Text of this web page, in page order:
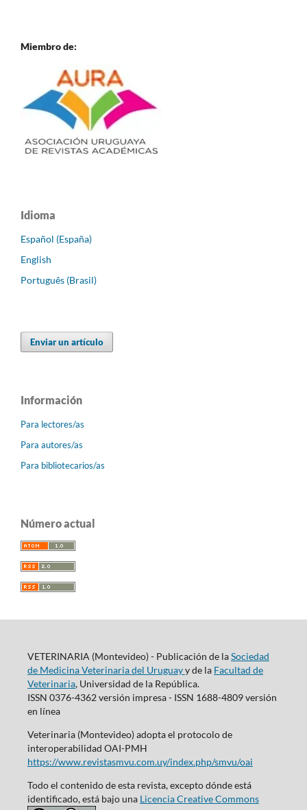
Miembro de:
Idioma
Español (España)
English
Português (Brasil)
Enviar un artículo
Información
Para lectores/as
Para autores/as
Para bibliotecarios/as
Número actual
VETERINARIA (Montevideo) - Publicación de laSociedad
de Medicina Veterinaria del Uruguayy de la Facultad de
Veterinaria, Universidad de la República.
ISSN 0376-4362 versión impresa - ISSN 1688-4809 versión
en línea
Veterinaria (Montevideo) adopta el protocolo de
interoperabilidad OAI-PMH
https://www.revistasmvu.com.uy/index.php/smvu/oai
Todo el contenido de esta revista, excepto dónde está
identificado, está bajo una Licencia Creative Commons